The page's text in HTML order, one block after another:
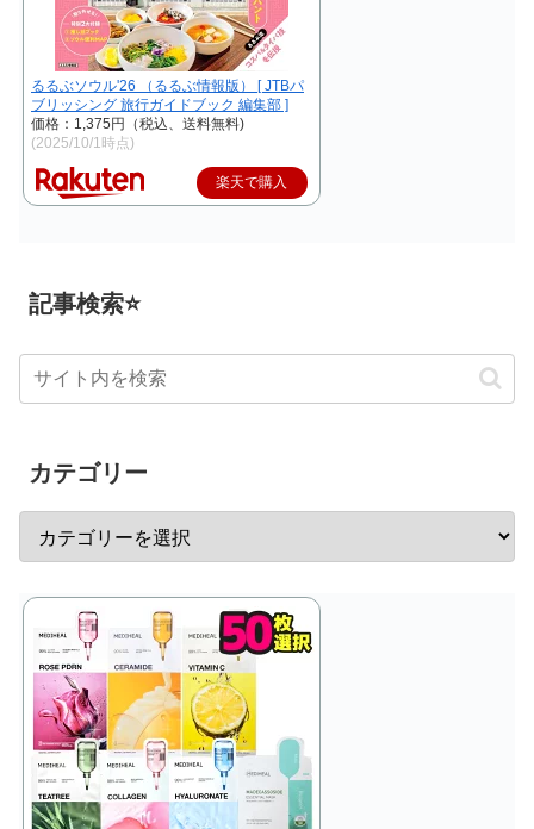
るるぶソウル'26 （るるぶ情報版） [ JTBパ
ブリッシング 旅行ガイドブック 編集部 ]
価格：1,375円（税込、送料無料)
(2025/10/1時点)
楽天で購入
記事検索⭐
カテゴリー